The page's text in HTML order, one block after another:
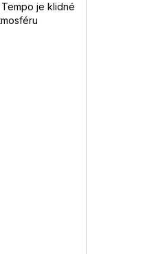
je klidné